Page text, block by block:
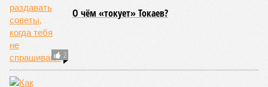
2
О чём «токует» Токаев?